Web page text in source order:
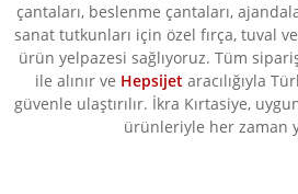
çantaları, beslenme çantaları,
sanat tutkunları için özel fırça, tuval
ürün yelpazesi sağlıyoruz. Tüm
ile alınır ve Hepsijet aracılığıyla
güvenle ulaştırılır. İkra Kırtasiye,
ürünleriyle her zaman